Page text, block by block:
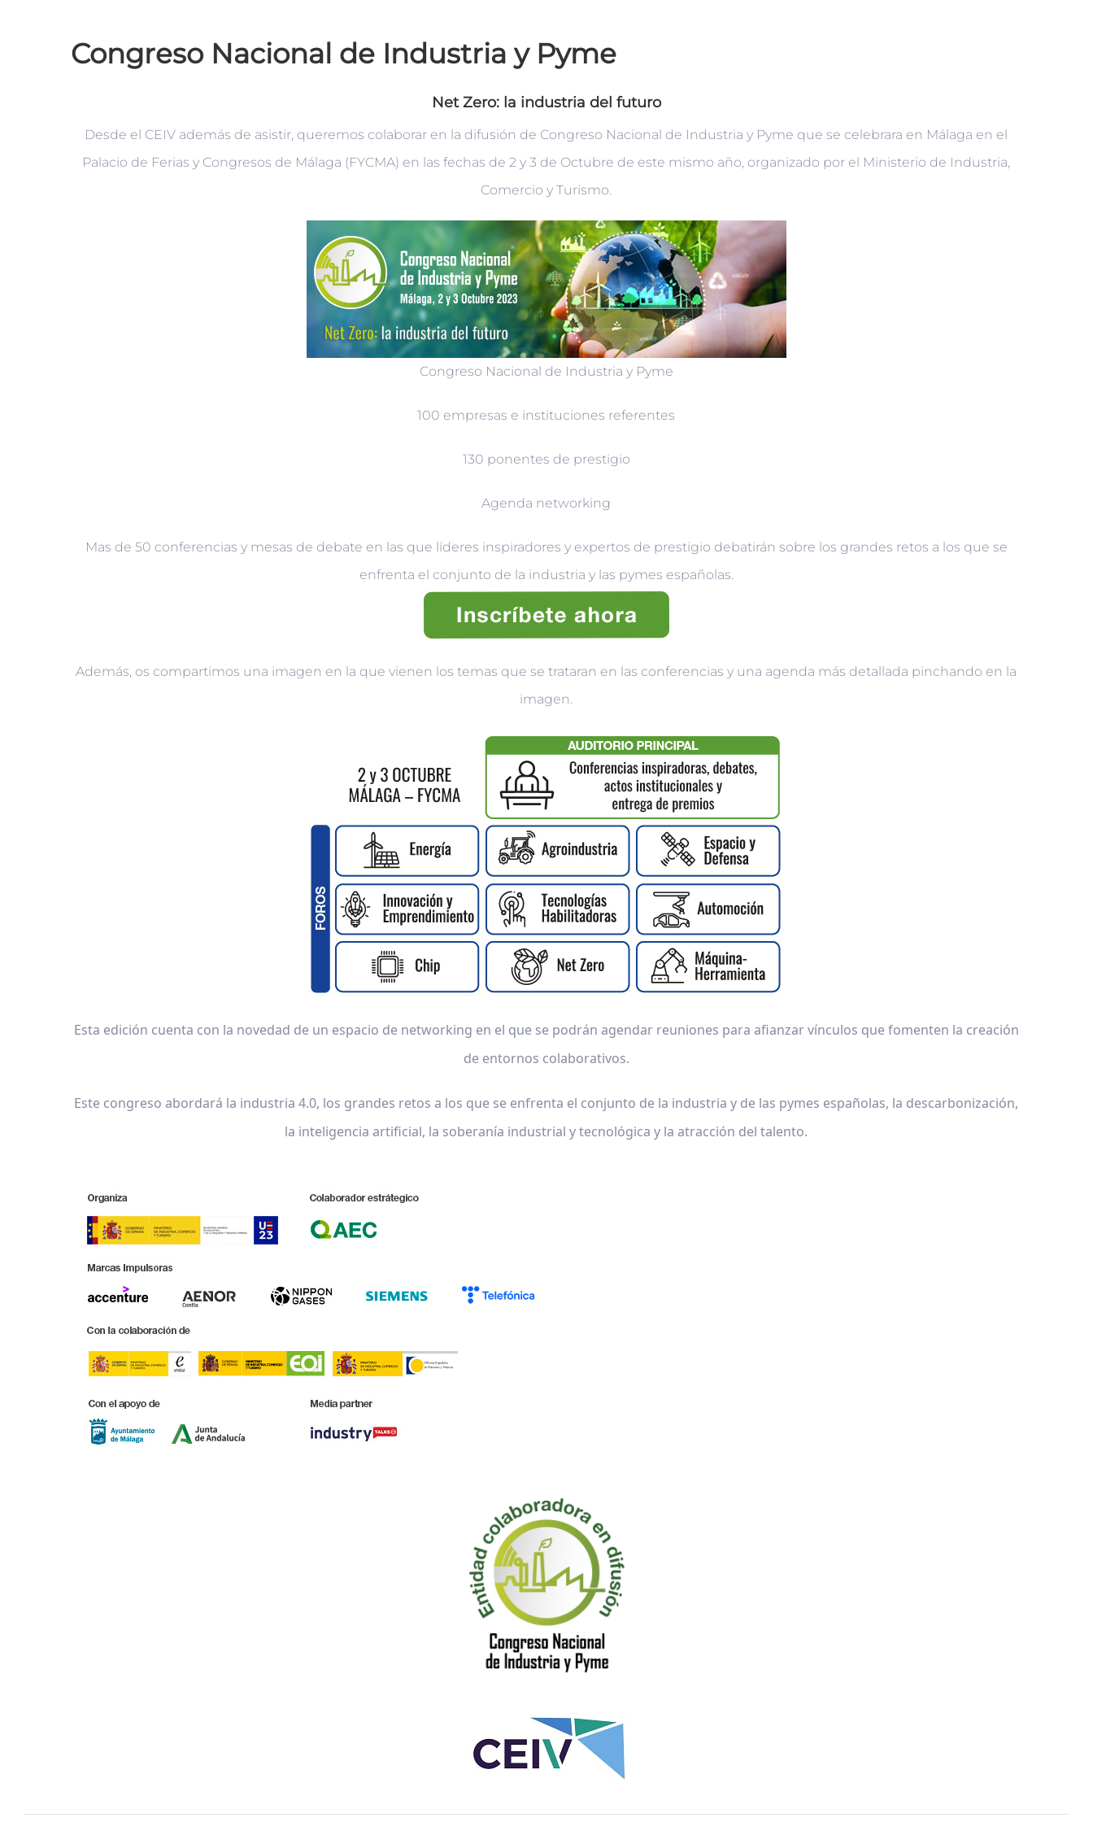
Congreso Nacional de Industria y Pyme
Net Zero: la industria del futuro
Desde el CEIV además de asistir, queremos colaborar en la difusión de Congreso Nacional de Industria y Pyme que se celebrara en Málaga en el
Palacio de Ferias y Congresos de Málaga (FYCMA) en las fechas de 2 y 3 de Octubre de este mismo año, organizado por el Ministerio de Industria,
Comercio y Turismo.
Congreso Nacional de Industria y Pyme
100 empresas e instituciones referentes
130 ponentes de prestigio
Agenda networking
Mas de 50 conferencias y mesas de debate en las que líderes inspiradores y expertos de prestigio debatirán sobre los grandes retos a los que se
enfrenta el conjunto de la industria y las pymes españolas.
Además, os compartimos una imagen en la que vienen los temas que se trataran en las conferencias y una agenda más detallada pinchando en la
imagen.
Esta edición cuenta con la novedad de un espacio de networking en el que se podrán agendar reuniones para afianzar vínculos que fomenten la creación
de entornos colaborativos.
Este congreso abordará la industria 4.0, los grandes retos a los que se enfrenta el conjunto de la industria y de las pymes españolas, la descarbonización,
la inteligencia artificial, la soberanía industrial y tecnológica y la atracción del talento.